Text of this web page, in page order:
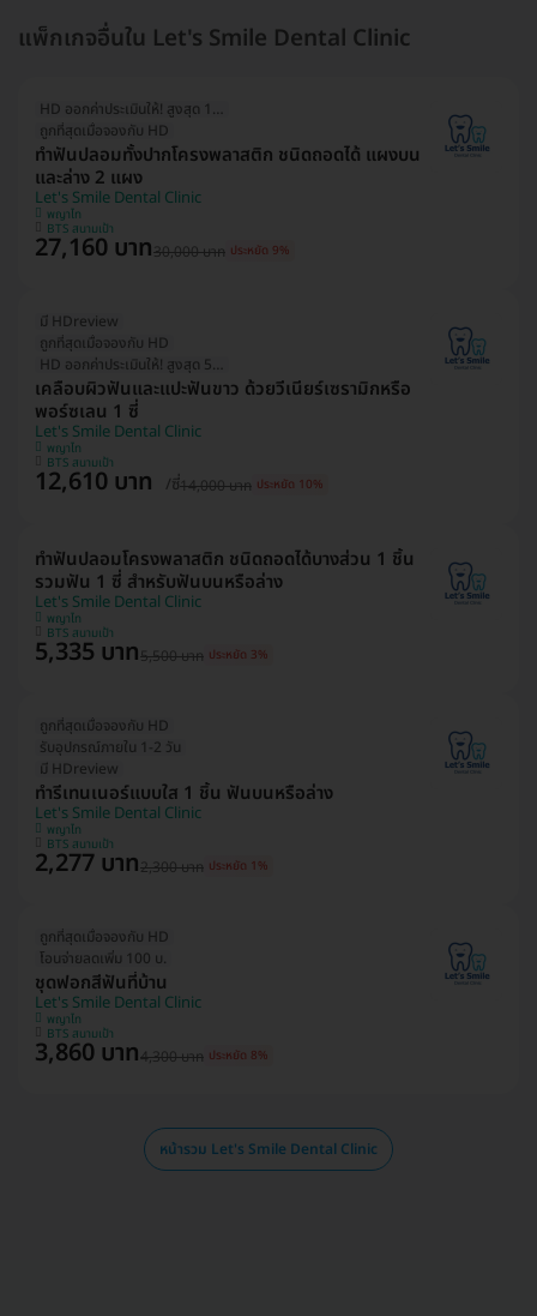
แพ็กเกจอื่นใน Let's Smile Dental Clinic
HD ออกค่าประเมินให้! สูงสุด 1500 บ.
ถูกที่สุดเมื่อจองกับ HD
ทำฟันปลอมทั้งปากโครงพลาสติก ชนิดถอดได้ แผงบน
และล่าง 2 แผง
Let's Smile Dental Clinic
พญาไท
BTS สนามเป้า
27,160 บาท30,000 บาท ประหยัด 9%
มี HDreview
ถูกที่สุดเมื่อจองกับ HD
HD ออกค่าประเมินให้! สูงสุด 500 บ.
เคลือบผิวฟันและแปะฟันขาว ด้วยวีเนียร์เซรามิกหรือ
พอร์ซเลน 1 ซี่
Let's Smile Dental Clinic
พญาไท
BTS สนามเป้า
12,610 บาท /ซี่14,000 บาท ประหยัด 10%
ทำฟันปลอมโครงพลาสติก ชนิดถอดได้บางส่วน 1 ชิ้น
รวมฟัน 1 ซี่ สำหรับฟันบนหรือล่าง
Let's Smile Dental Clinic
พญาไท
BTS สนามเป้า
5,335 บาท5,500 บาท ประหยัด 3%
ถูกที่สุดเมื่อจองกับ HD
รับอุปกรณ์ภายใน 1-2 วัน
มี HDreview
ทำรีเทนเนอร์แบบใส 1 ชิ้น ฟันบนหรือล่าง
Let's Smile Dental Clinic
พญาไท
BTS สนามเป้า
2,277 บาท2,300 บาท ประหยัด 1%
ถูกที่สุดเมื่อจองกับ HD
โอนจ่ายลดเพิ่ม 100 บ.
ชุดฟอกสีฟันที่บ้าน
Let's Smile Dental Clinic
พญาไท
BTS สนามเป้า
3,860 บาท4,300 บาท ประหยัด 8%
หน้ารวม Let's Smile Dental Clinic